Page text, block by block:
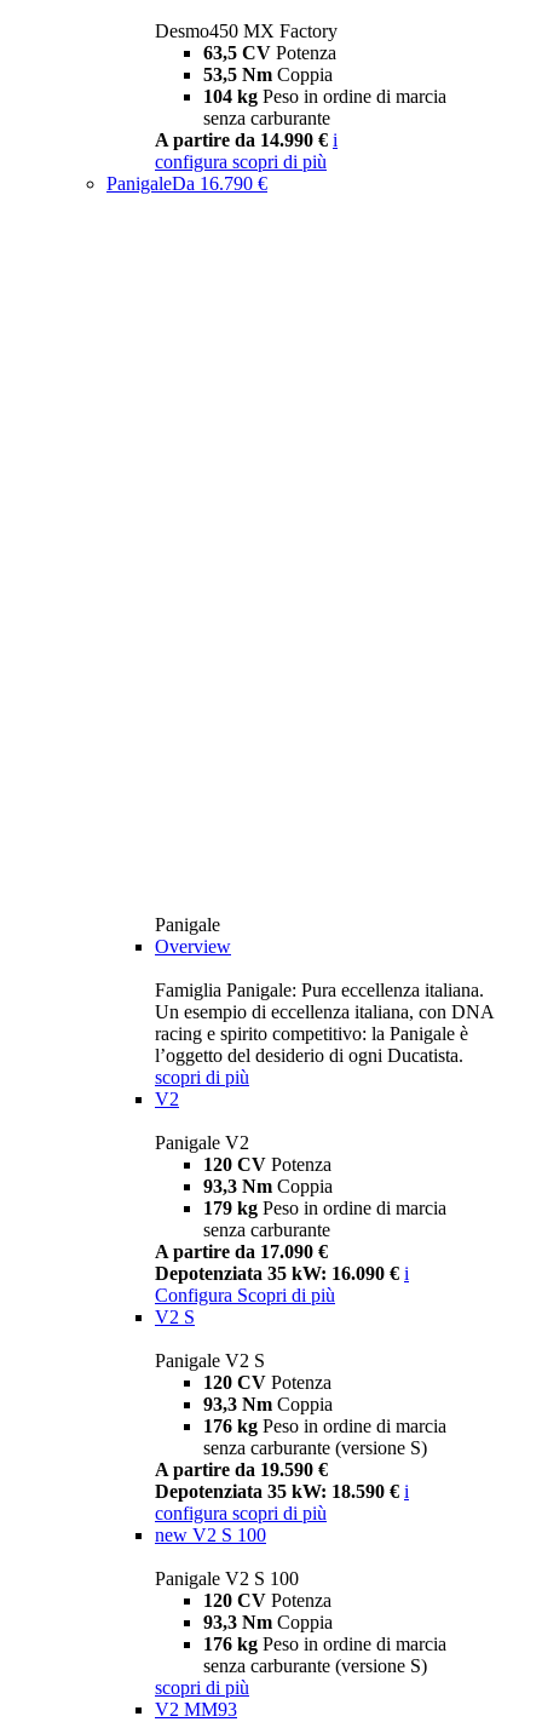
Desmo450 MX Factory
63,5 CV Potenza
53,5 Nm Coppia
104 kg Peso in ordine di marcia
senza carburante
A partire da 14.990 € i
configura scopri di più
PanigaleDa 16.790 €
Panigale
Overview
Famiglia Panigale: Pura eccellenza italiana.
Un esempio di eccellenza italiana, con DNA
racing e spirito competitivo: la Panigale è
l’oggetto del desiderio di ogni Ducatista.
scopri di più
V2
Panigale V2
120 CV Potenza
93,3 Nm Coppia
179 kg Peso in ordine di marcia
senza carburante
A partire da 17.090 €
Depotenziata 35 kW: 16.090 € i
Configura Scopri di più
V2 S
Panigale V2 S
120 CV Potenza
93,3 Nm Coppia
176 kg Peso in ordine di marcia
senza carburante (versione S)
A partire da 19.590 €
Depotenziata 35 kW: 18.590 € i
configura scopri di più
new V2 S 100
Panigale V2 S 100
120 CV Potenza
93,3 Nm Coppia
176 kg Peso in ordine di marcia
senza carburante (versione S)
scopri di più
V2 MM93